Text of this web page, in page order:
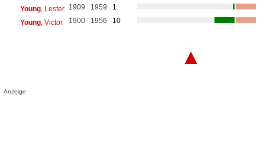
Young, Lester 1909 1959
1
Young, Victor 1900 1956 10
▲
Anzeige